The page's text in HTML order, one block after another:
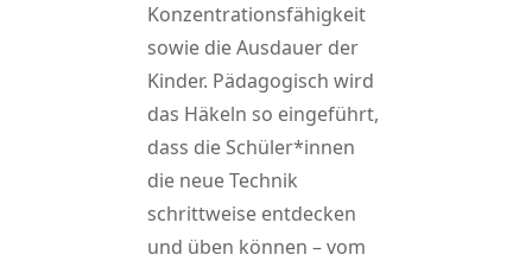
Konzentrationsfähigkeit
sowie die Ausdauer der
Kinder. Pädagogisch wird
das Häkeln so eingeführt,
dass die Schüler*innen
die neue Technik
schrittweise entdecken
und üben können – vom